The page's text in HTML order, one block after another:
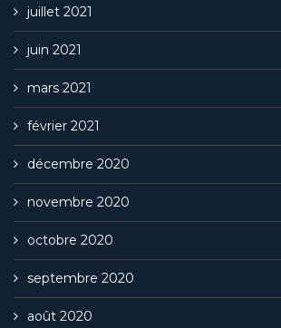
juillet 2021
juin 2021
mars 2021
février 2021
décembre 2020
novembre 2020
octobre 2020
septembre 2020
août 2020